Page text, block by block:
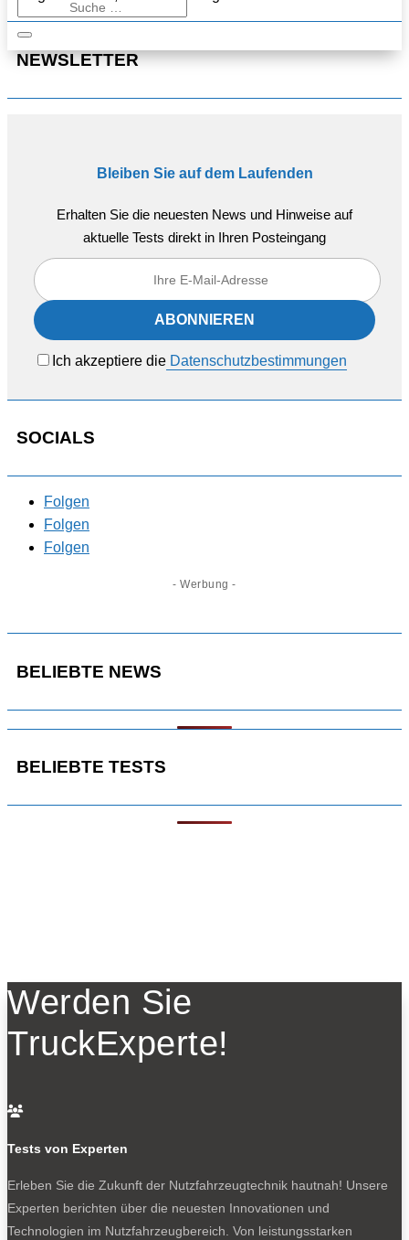
NEWSLETTER
Bleiben Sie auf dem Laufenden
Erhalten Sie die neuesten News und Hinweise auf
aktuelle Tests direkt in Ihren Posteingang
Ich akzeptiere die Datenschutzbestimmungen
SOCIALS
Folgen
Folgen
Folgen
- Werbung -
BELIEBTE NEWS
BELIEBTE TESTS
Werden Sie
TruckExperte!

Tests von Experten
Erleben Sie die Zukunft der Nutzfahrzeugtechnik hautnah! Unsere
Experten berichten über die neuesten Innovationen und
Technologien im Nutzfahrzeugbereich. Von leistungsstarken